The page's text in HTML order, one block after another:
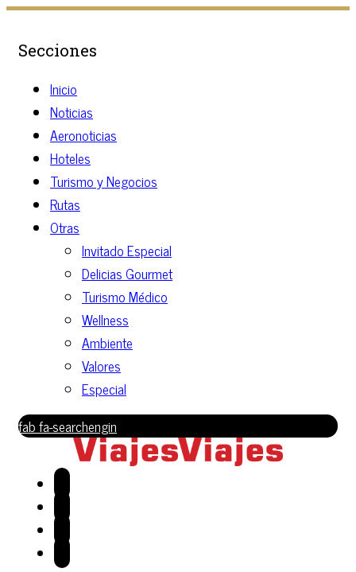
Secciones
Inicio
Noticias
Aeronoticias
Hoteles
Turismo y Negocios
Rutas
Otras
Invitado Especial
Delicias Gourmet
Turismo Médico
Wellness
Ambiente
Valores
Especial
fab fa-searchengin